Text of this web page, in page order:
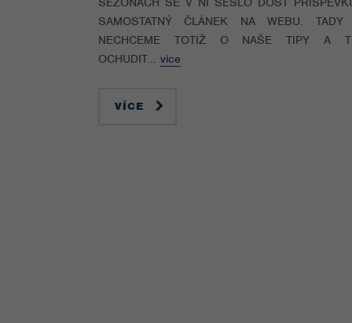
SAMOSTATNÝ ČLÁNEK NA WEBU. TADY
NECHCEME TOTIŽ O NAŠE TIPY A
OCHUDIT... více
VÍCE